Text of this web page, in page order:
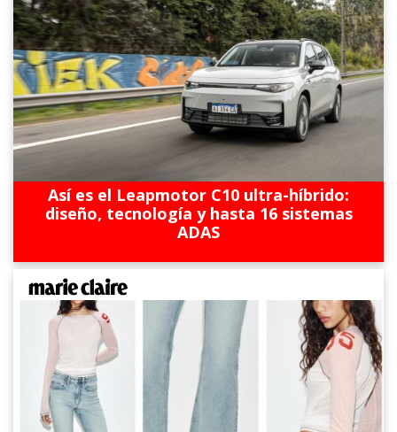
Así es el Leapmotor C10 ultra-híbrido:
diseño, tecnología y hasta 16 sistemas
ADAS